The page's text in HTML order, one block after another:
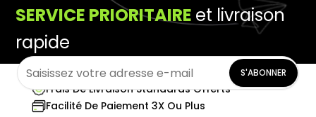
SERVICE PRIORITAIRE et livraison
rapide
S'ABONNER
Frais De Livraison Standards Offerts
Facilité De Paiement 3X Ou Plus